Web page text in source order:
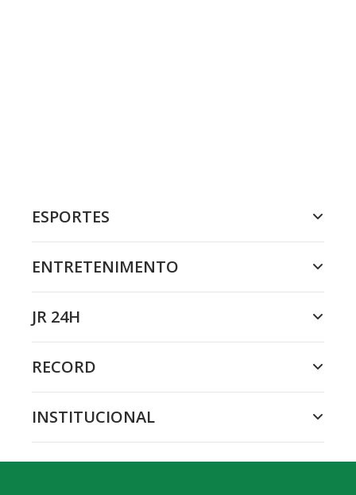
ESPORTES
ENTRETENIMENTO
JR 24H
RECORD
INSTITUCIONAL